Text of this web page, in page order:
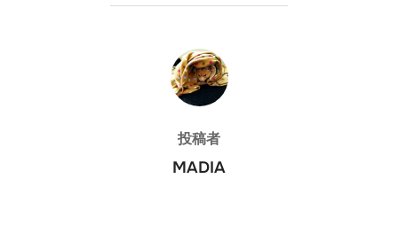
投稿者
投稿者
MADIA